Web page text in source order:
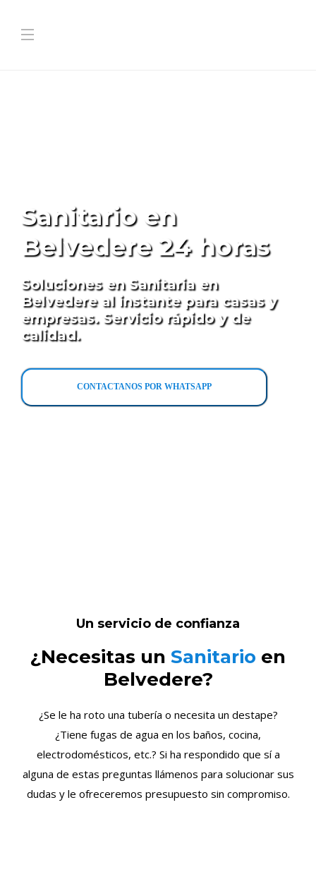
Sanitario en
Belvedere 24 horas
Soluciones en Sanitaria en
Belvedere al instante para casas y
empresas. Servicio rápido y de
calidad.
CONTACTANOS POR WHATSAPP
Un servicio de confianza
¿Necesitas un Sanitario en
Belvedere?
¿Se le ha roto una tubería o necesita un destape?
¿Tiene fugas de agua en los baños, cocina,
electrodomésticos, etc.? Si ha respondido que sí a
alguna de estas preguntas llámenos para solucionar sus
dudas y le ofreceremos presupuesto sin compromiso.